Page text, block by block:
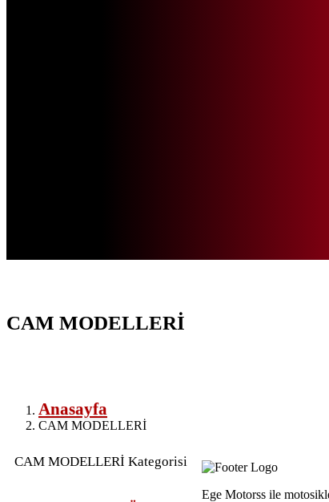
CAM MODELLERİ
Anasayfa
CAM MODELLERİ
CAM MODELLERİ Kategorisi
Ege Motorss ile